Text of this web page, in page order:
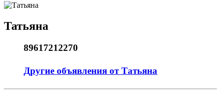
Татьяна
89617212270
Другие объявления от Татьяна